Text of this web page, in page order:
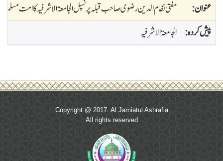
عنوان :
مفتی نظام الدین رضوی صاحب قبلہ پرنسپل الجامعۃ الاشرفیہ کا امت مسلمہ
پیش کردہ :
الجامعۃ الاشرفیہ
Copyright @ 2017. Al Jamiatul Ashrafia
All rights reserved